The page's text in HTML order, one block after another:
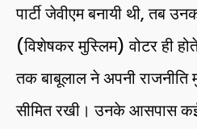
पार्टी जेवीएम बनायी थी, तब
(विशेषकर मुस्लिम) वोटर ही
तक बाबूलाल ने अपनी राजनीति
सीमित रखी। उनके आसपास